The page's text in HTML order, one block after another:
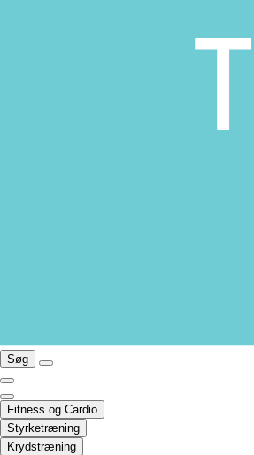
Søg
Fitness og Cardio
Styrketræning
Krydstræning